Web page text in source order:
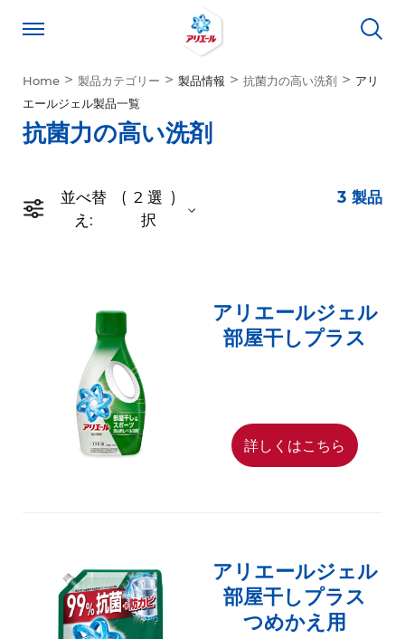
Home 製品カテゴリー 製品情報 抗菌力の高い洗剤
アリ
エールジェル製品一覧
抗菌力の高い洗剤
並べ替
え:
2 選
択
3 製品
アリエールジェル
部屋干しプラス
詳しくはこちら
アリエールジェル
部屋干しプラス
つめかえ用